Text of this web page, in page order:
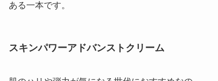
ある一本です。
スキンパワーアドバンストクリーム